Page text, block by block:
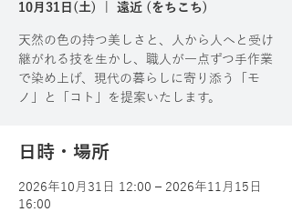
10月31日(土) 遠近 (をちこち)
天然の色の持つ美しさと、人から人へと受け
継がれる技を生かし、職人が一点ずつ手作業
で染め上げ、現代の暮らしに寄り添う「モ
ノ」と「コト」を提案いたします。
日時・場所
2026年10月31日 12:00 – 2026年11月15日
16:00